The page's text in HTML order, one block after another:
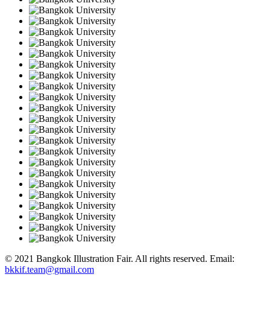
© 2021 Bangkok Illustration Fair. All rights reserved. Email:
bkkif.team@gmail.com